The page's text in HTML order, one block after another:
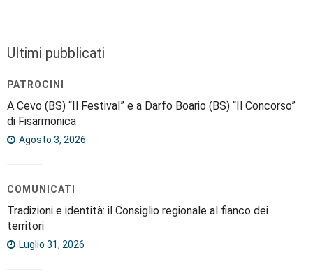
Ultimi pubblicati
PATROCINI
A Cevo (BS) “Il Festival” e a Darfo Boario (BS) “Il Concorso”
di Fisarmonica
Agosto 3, 2026
COMUNICATI
Tradizioni e identità: il Consiglio regionale al fianco dei
territori
Luglio 31, 2026